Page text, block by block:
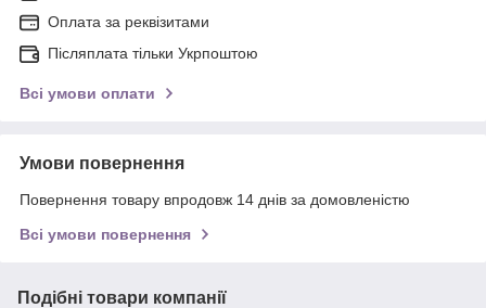
Оплата за реквізитами
Післяплата тільки Укрпоштою
Всі умови оплати
Умови повернення
Повернення товару впродовж 14 днів за домовленістю
Всі умови повернення
Подібні товари компанії